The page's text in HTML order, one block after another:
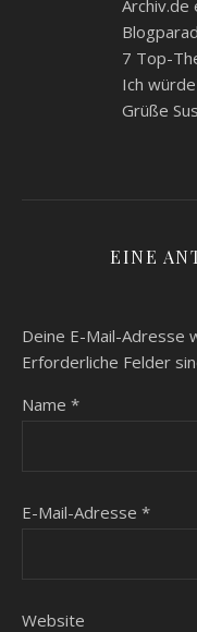
Archiv.de
7 Top-
Ich
Grüße
EINE
Deine E-Mail-Adresse
Erforderliche Felder
Name *
E-Mail-Adresse *
Website